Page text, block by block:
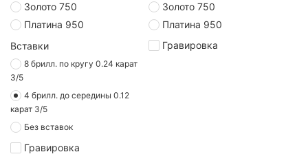
Золото 750
Платина 950
Вставки
8 брилл. по кругу 0.24 карат
3/5
4 брилл. до середины 0.12
карат 3/5
Без вставок
Гравировка
Золото 750
Платина 950
Гравировка